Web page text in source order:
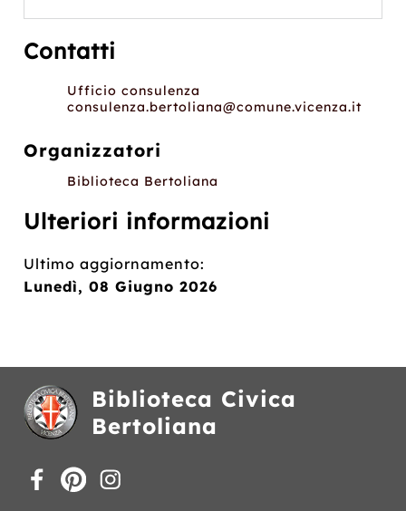
Contatti
Ufficio consulenza
consulenza.bertoliana@comune.vicenza.it
Organizzatori
Biblioteca Bertoliana
Ulteriori informazioni
Ultimo aggiornamento:
Lunedì, 08 Giugno 2026
Biblioteca Civica
Bertoliana